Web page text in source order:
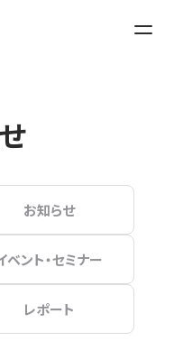
お知らせ
ベント・セミナー
レポート